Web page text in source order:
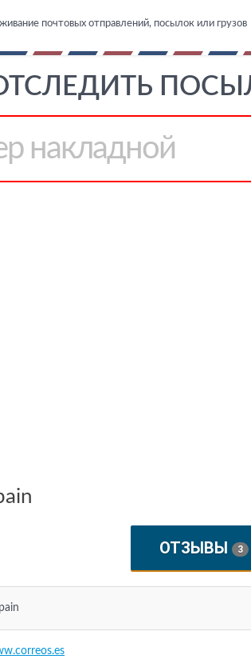
почтовых отправлений, посылок или грузов
ОТСЛЕДИТЬ
ОТЗЫВЫ 3